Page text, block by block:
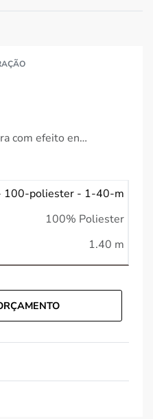
Este tecido é uma microfibra com efeito envelhecido ou desgastado que lembra o aspeto da camurça ou peles rústicas. A superfície tem um padrão irregular e manchado o que cria profundidade visual. È um material suave ao toque, resistente e de fácil manutenção. Ideal para ambientes que procurem transmitir um estilo vintage, industrial ou contemporâneo
100% Poliester
1.40 m